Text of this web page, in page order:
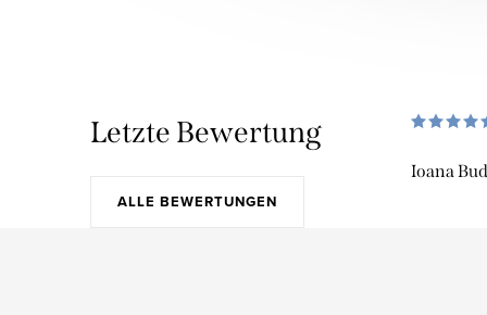
Letzte Bewertung
ALLE BEWERTUNGEN
Ioana